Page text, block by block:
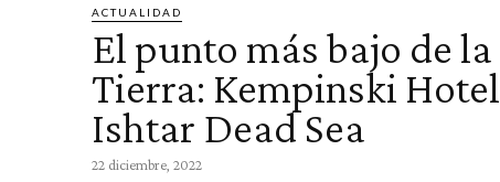
ACTUALIDAD
El punto más bajo de la
Tierra: Kempinski Hotel
Ishtar Dead Sea
22 diciembre, 2022